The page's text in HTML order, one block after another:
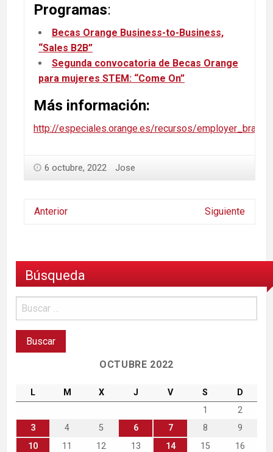
Programas:
Becas Orange Business-to-Business,
“Sales B2B”
Segunda convocatoria de Becas Orange
para mujeres STEM: “Come On”
Más información:
http://especiales.orange.es/recursos/
6 octubre, 2022 Jose
Anterior Siguiente
Búsqueda
OCTUBRE 2022
L M X J V S
D
1
2
3
4 5 6 7 8
9
10
11 12 13 14 15
16